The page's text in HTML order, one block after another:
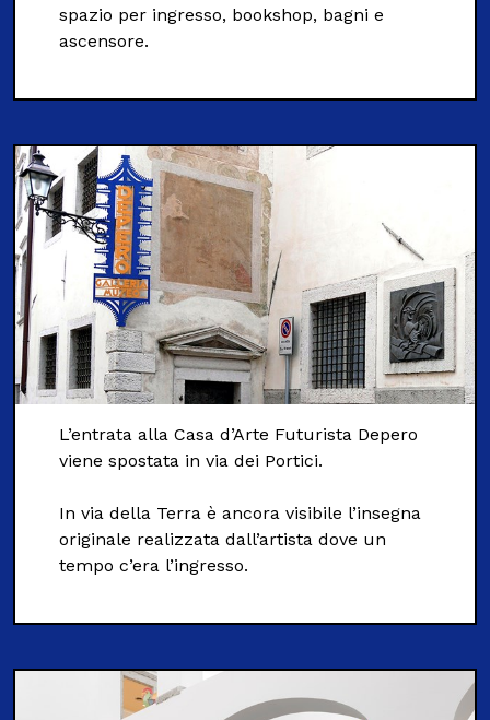
spazio per ingresso, bookshop, bagni e
ascensore.
L’entrata alla Casa d’Arte Futurista Depero
viene spostata in via dei Portici.
In via della Terra è ancora visibile l’insegna
originale realizzata dall’artista dove un
tempo c’era l’ingresso.